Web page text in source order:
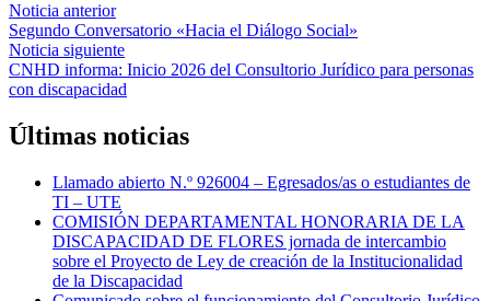
Noticia anterior
Segundo Conversatorio «Hacia el Diálogo Social»
Noticia siguiente
CNHD informa: Inicio 2026 del Consultorio Jurídico para personas
con discapacidad
Últimas noticias
Llamado abierto N.º 926004 – Egresados/as o estudiantes de
TI – UTE
COMISIÓN DEPARTAMENTAL HONORARIA DE LA
DISCAPACIDAD DE FLORES jornada de intercambio
sobre el Proyecto de Ley de creación de la Institucionalidad
de la Discapacidad